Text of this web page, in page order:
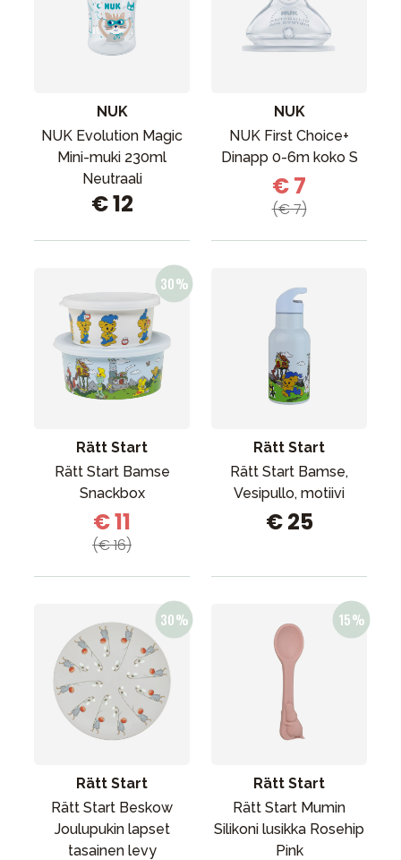
NUK
NUK Evolution Magic
Mini-muki 230ml
Neutraali
€ 12
NUK
NUK First Choice+
Dinapp 0-6m koko S
€ 7
(€ 7)
Rätt Start
Rätt Start Bamse
Snackbox
€ 11
(€ 16)
Rätt Start
Rätt Start Bamse,
Vesipullo, motiivi
€ 25
Rätt Start
Rätt Start Beskow
Joulupukin lapset
tasainen levy
Rätt Start
Rätt Start Mumin
Silikoni lusikka Rosehip
Pink